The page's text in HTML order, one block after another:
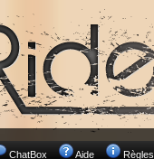
ChatBox Aide Règles